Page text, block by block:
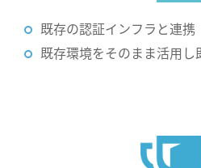
既存の認証インフラと連携
既存環境をそのまま活用